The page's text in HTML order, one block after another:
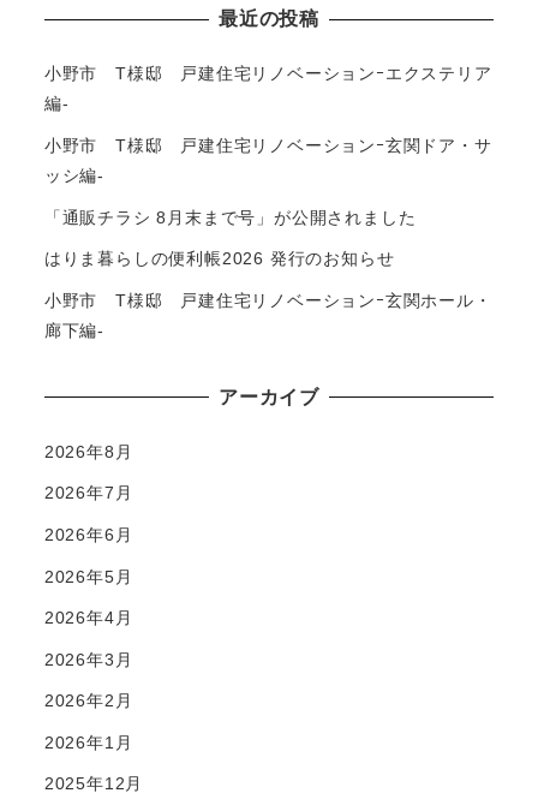
最近の投稿
小野市 T様邸 戸建住宅リノベーションｰエクステリア
編-
小野市 T様邸 戸建住宅リノベーションｰ玄関ドア・サ
ッシ編-
「通販チラシ 8月末まで号」が公開されました
はりま暮らしの便利帳2026 発行のお知らせ
小野市 T様邸 戸建住宅リノベーションｰ玄関ホール・
廊下編-
アーカイブ
2026年8月
2026年7月
2026年6月
2026年5月
2026年4月
2026年3月
2026年2月
2026年1月
2025年12月